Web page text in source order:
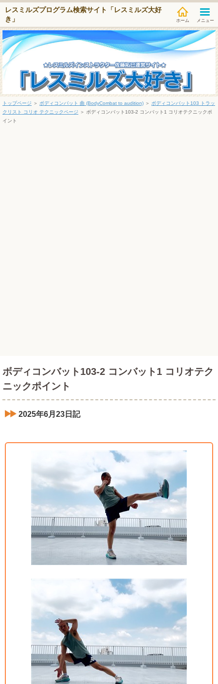
レスミルズプログラム検索サイト「レスミルズ大好
き」
メニュー
トップページ ＞ ボディコンバット 曲 (BodyCombat to audition) ＞ ボディコンバット103 トラッ
クリスト コリオ テクニックページ ＞ ボディコンバット103-2 コンバット1 コリオテクニックポ
イント
ボディコンバット103-2 コンバット1 コリオテク
ニックポイント
2025年6月23日記